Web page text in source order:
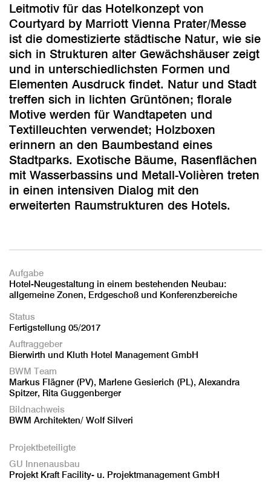
Leitmotiv für das Hotelkonzept von
Courtyard by Marriott Vienna Prater/Messe
ist die domestizierte städtische Natur, wie sie
sich in Strukturen alter Gewächshäuser zeigt
und in unterschiedlichsten Formen und
Elementen Ausdruck findet. Natur und Stadt
treffen sich in lichten Grüntönen; florale
Motive werden für Wandtapeten und
Textilleuchten verwendet; Holzboxen
erinnern an den Baumbestand eines
Stadtparks. Exotische Bäume, Rasenflächen
mit Wasserbassins und Metall-Volièren treten
in einen intensiven Dialog mit den
erweiterten Raumstrukturen des Hotels.
Aufgabe
Hotel-Neugestaltung in einem bestehenden Neubau:
allgemeine Zonen, Erdgeschoß und Konferenzbereiche
Status
Fertigstellung 05/2017
Auftraggeber
Bierwirth und Kluth Hotel Management GmbH
BWM Team
Markus Flägner (PV), Marlene Gesierich (PL), Alexandra
Spitzer, Rita Guggenberger
Bildnachweis
BWM Architekten/ Wolf Silveri
Projektbeteiligte
GU Innenausbau
Projekt Kraft Facility- u. Projektmanagement GmbH